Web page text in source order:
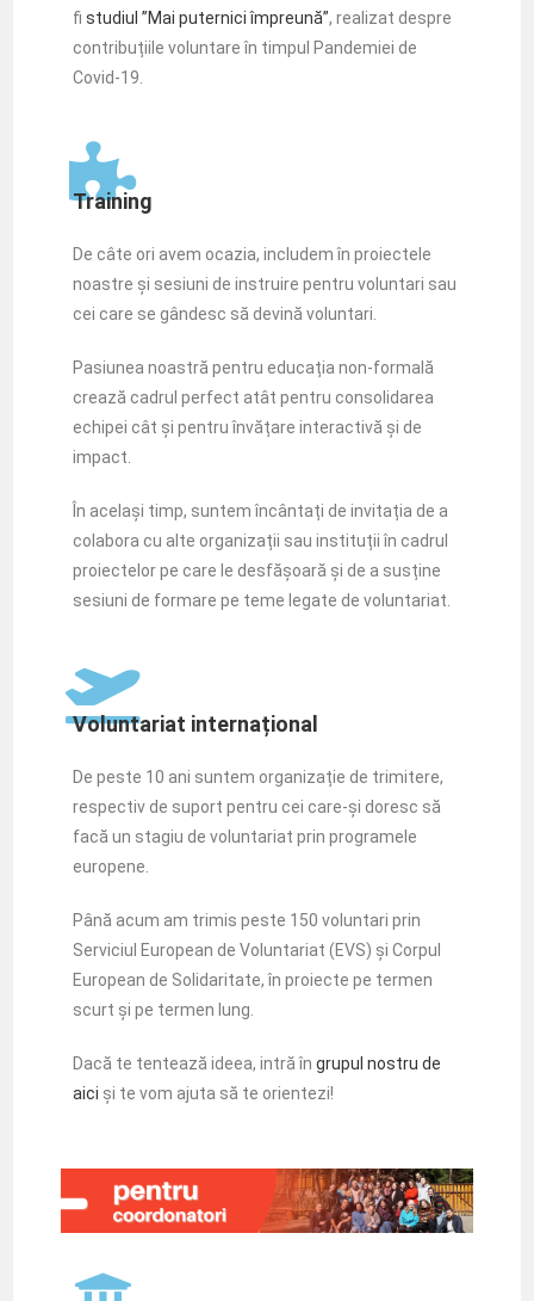
fistudiul ”Mai puternici împreună”, realizat despre
contribuțiile voluntare în timpul Pandemiei de
Covid-19.
Training
De câte ori avem ocazia, includem în proiectele
noastre și sesiuni de instruire pentru voluntari sau
cei care se gândesc să devină voluntari.
Pasiunea noastră pentru educația non-formală
crează cadrul perfect atât pentru consolidarea
echipei cât și pentru învățare interactivă și de
impact.
În același timp, suntem încântați de invitația de a
colabora cu alte organizații sau instituții în cadrul
proiectelor pe care le desfășoară și de a susține
sesiuni de formare pe teme legate de voluntariat.
Voluntariat internațional
De peste 10 ani suntem organizație de trimitere,
respectiv de suport pentru cei care-și doresc să
facă un stagiu de voluntariat prin programele
europene.
Până acum am trimis peste 150 voluntari prin
Serviciul European de Voluntariat (EVS) și Corpul
European de Solidaritate, în proiecte pe termen
scurt și pe termen lung.
Dacă te tentează ideea, intră îngrupul nostru de
aici și te vom ajuta să te orientezi!